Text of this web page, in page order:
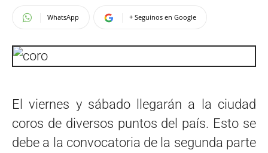
WhatsApp + Seguinos en Google
El viernes y sábado llegarán a la ciudad
coros de diversos puntos del país. Esto se
debe a la convocatoria de la segunda parte